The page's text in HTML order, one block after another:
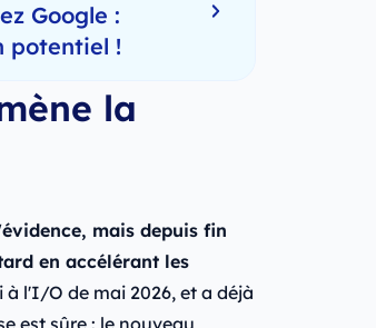
Google :
potentiel !
la
mais depuis fin
en accélérant les
à l'I/O de mai 2026, et a déjà